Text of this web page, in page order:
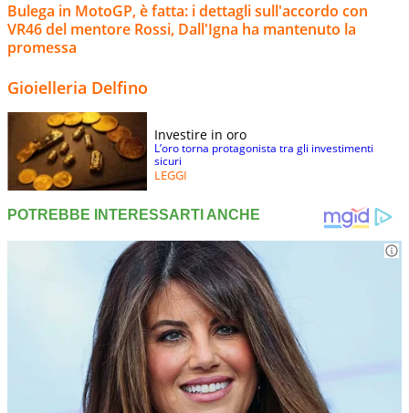
Bulega in MotoGP, è fatta: i dettagli sull'accordo con
VR46 del mentore Rossi, Dall'Igna ha mantenuto la
promessa
Gioielleria Delfino
Investire in oro
L’oro torna protagonista tra gli investimenti
sicuri
LEGGI